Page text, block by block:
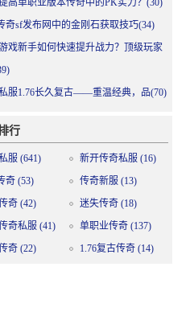
高单职业版本传奇中的PK实力？(30)
奇sf发布网中的金刚石获取技巧(34)
戏新手如何快速提升战力？顶级玩家
服1.76长久复古——重温经典，品(70)
行
服 (641) 新开传奇私服 (16)
奇 (53) 传奇新服 (13)
奇 (42) 迷失传奇 (18)
奇私服 (41) 单职业传奇 (137)
奇 (22) 1.76复古传奇 (14)